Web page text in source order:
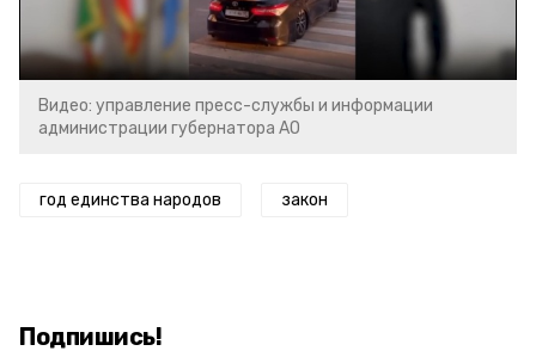
Video
Видео: управление пресс-службы и информации
администрации губернатора АО
год единства народов закон
Подпишись!